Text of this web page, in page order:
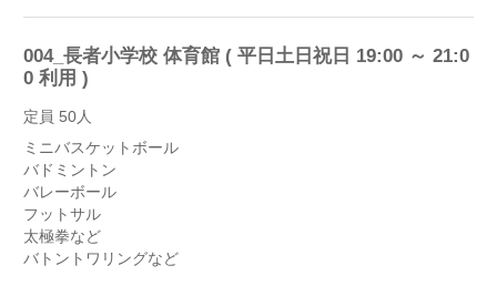
004_長者小学校 体育館 ( 平日土日祝日 19:00 ～ 21:0
0 利用 )
定員 50人
ミニバスケットボール
バドミントン
バレーボール
フットサル
太極拳など
バトントワリングなど